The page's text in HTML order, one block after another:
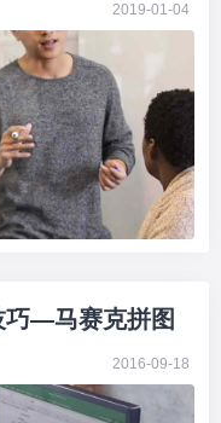
2019-01-04
巧—马赛克拼图
2016-09-18